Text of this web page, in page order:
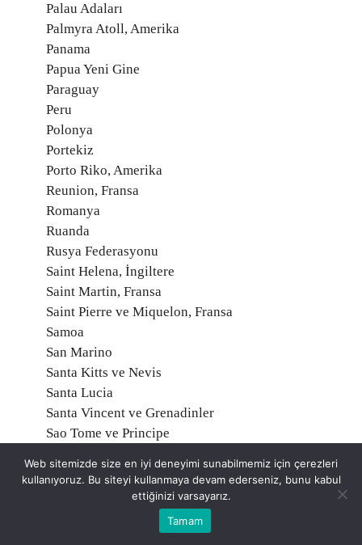
Palau Adaları
Palmyra Atoll, Amerika
Panama
Papua Yeni Gine
Paraguay
Peru
Polonya
Portekiz
Porto Riko, Amerika
Reunion, Fransa
Romanya
Ruanda
Rusya Federasyonu
Saint Helena, İngiltere
Saint Martin, Fransa
Saint Pierre ve Miquelon, Fransa
Samoa
San Marino
Santa Kitts ve Nevis
Santa Lucia
Santa Vincent ve Grenadinler
Sao Tome ve Principe
Seyşeller
Web sitemizde size en iyi deneyimi sunabilmemiz için çerezleri
kullanıyoruz. Bu siteyi kullanmaya devam ederseniz, bunu kabul
ettiğinizi varsayarız.
Tamam